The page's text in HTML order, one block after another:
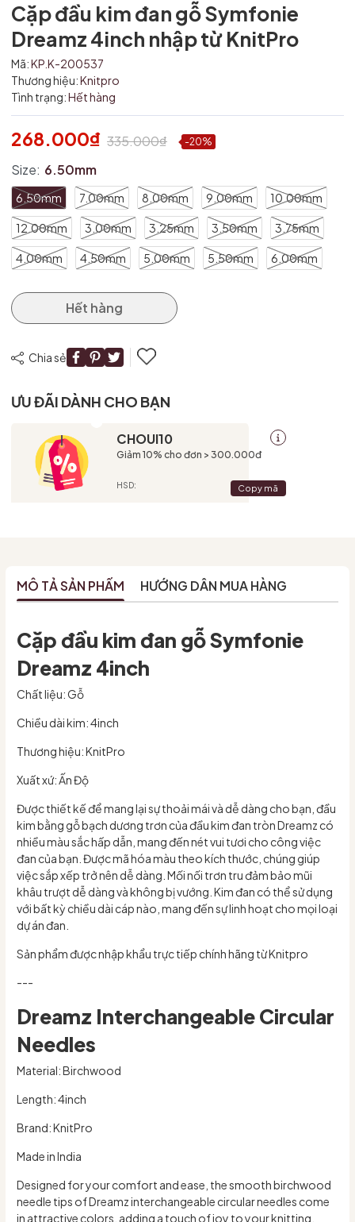
Cặp đầu kim đan gỗ Symfonie
Dreamz 4inch nhập từ KnitPro
Mã:KP.K-200537
Thương hiệu:Knitpro
Tình trạng:Hết hàng
268.000₫ 335.000₫ -20%
Size: 6.50mm
6.50mm 7.00mm 8.00mm 9.00mm 10.00mm
12.00mm 3.00mm 3.25mm 3.50mm 3.75mm
4.00mm 4.50mm 5.00mm 5.50mm 6.00mm
Hết hàng
Chia sẻ
ƯU ĐÃI DÀNH CHO BẠN
CHOUI10
Giảm 10% cho đơn > 300.000đ
HSD: Copy mã
MÔ TẢ SẢN PHẨM HƯỚNG DẪN MUA HÀNG
Cặp đầu kim đan gỗ Symfonie
Dreamz 4inch
Chất liệu: Gỗ
Chiều dài kim: 4inch
Thương hiệu: KnitPro
Xuất xứ: Ấn Độ
Được thiết kế để mang lại sự thoải mái và dễ dàng cho bạn, đầu
kim bằng gỗ bạch dương trơn của đầu kim đan tròn Dreamz có
nhiều màu sắc hấp dẫn, mang đến nét vui tươi cho công việc
đan của bạn. Được mã hóa màu theo kích thước, chúng giúp
việc sắp xếp trở nên dễ dàng. Mối nối trơn tru đảm bảo mũi
khâu trượt dễ dàng và không bị vướng. Kim đan có thể sử dụng
với bất kỳ chiều dài cáp nào, mang đến sự linh hoạt cho mọi loại
dự án đan.
Sản phẩm được nhập khẩu trực tiếp chính hãng từ Knitpro
---
Dreamz Interchangeable Circular
Needles
Material: Birchwood
Length: 4inch
Brand: KnitPro
Made in India
Designed for your comfort and ease, the smooth birchwood
needle tips of Dreamz interchangeable circular needles come
in attractive colors, adding a touch of joy to your knitting.
Mã giảm giá:
Ngày hết hạn:
Điều kiện: